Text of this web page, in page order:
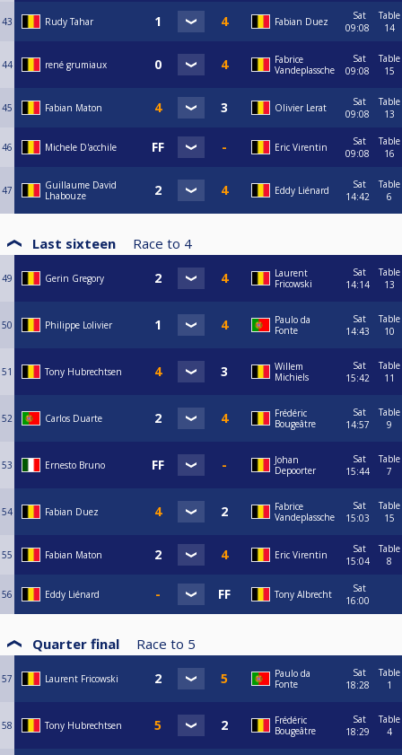
43 Rudy Tahar Fabian Duez
Sat
09:08
Table
14
44 rené grumiaux
Fabrice
Vandeplassche
Sat
09:08
Table
15
45 Fabian Maton Olivier Lerat
Sat
09:08
Table
13
46 Michele D'acchile Eric Virentin
Sat
09:08
Table
16
47
Guillaume David
Lhabouze
Eddy Liénard
Sat
14:42
Table
6
Last sixteen Race to 4
49 Gerin Gregory
Laurent
Fricowski
Sat
14:14
Table
13
50 Philippe Lolivier
Paulo da
Fonte
Sat
14:43
Table
10
51 Tony Hubrechtsen
Willem
Michiels
Sat
15:42
Table
11
52 Carlos Duarte
Frédéric
Bougeâtre
Sat
14:57
Table
9
53 Ernesto Bruno
Johan
Depoorter
Sat
15:44
Table
7
54 Fabian Duez
Fabrice
Vandeplassche
Sat
15:03
Table
15
55 Fabian Maton Eric Virentin
Sat
15:04
Table
8
56 Eddy Liénard Tony Albrecht
Sat
16:00
Quarter final Race to 5
57 Laurent Fricowski
Paulo da
Fonte
Sat
18:28
Table
1
58 Tony Hubrechtsen
Frédéric
Bougeâtre
Sat
18:29
Table
4